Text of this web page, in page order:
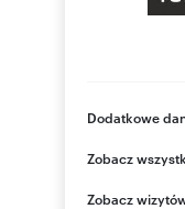
Dodatkowe
Łódź
PL
Zobacz
Zobacz